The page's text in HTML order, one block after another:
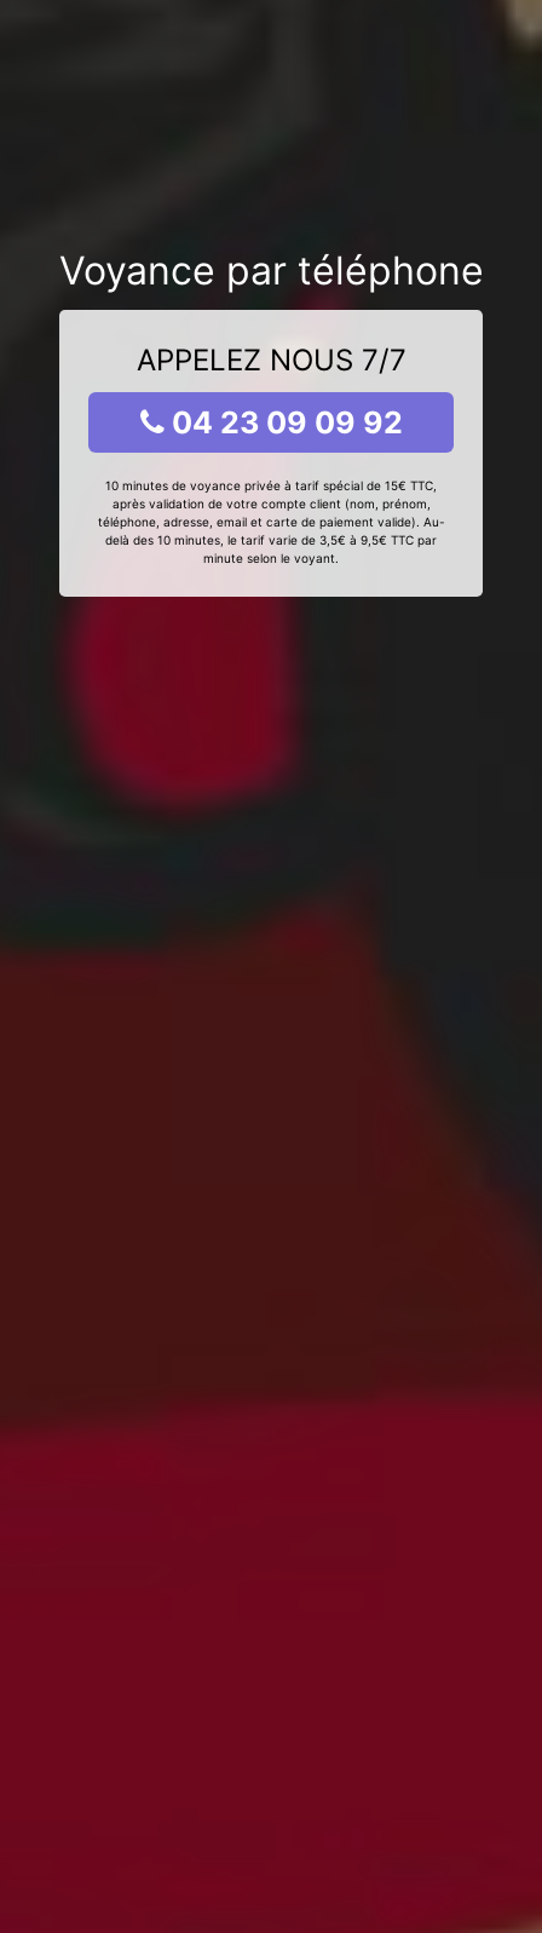
Voyance par téléphone
APPELEZ NOUS 7/7
04 23 09 09 92
10 minutes de voyance privée à tarif spécial de 15€ TTC,
après validation de votre compte client (nom, prénom,
téléphone, adresse, email et carte de paiement valide). Au-
delà des 10 minutes, le tarif varie de 3,5€ à 9,5€ TTC par
minute selon le voyant.